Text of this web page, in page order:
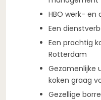
HBO werk- en
Een
Een prachtig
Rotterdam
Gezamenlijke
koken graag
Gezellige